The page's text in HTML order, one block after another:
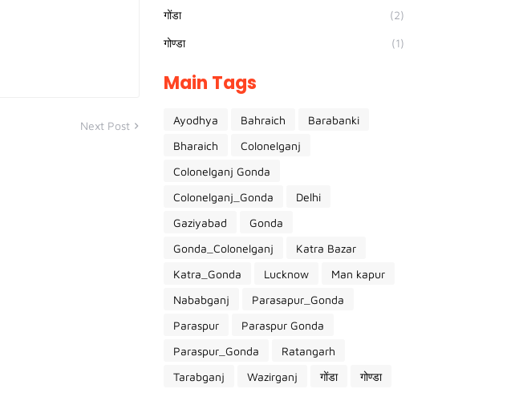
Next Post
गोंडा (2)
गोण्डा (1)
Main Tags
Ayodhya Bahraich
Barabanki
Bharaich
Colonelganj
Colonelganj Gonda
Colonelganj_Gonda
Delhi
Gaziyabad
Gonda
Gonda_Colonelganj
Katra Bazar
Katra_Gonda
Lucknow
Man kapur
Nababganj
Parasapur_Gonda
Paraspur
Paraspur Gonda
Paraspur_Gonda
Ratangarh
Tarabganj
Wazirganj गोंडा गोण्डा